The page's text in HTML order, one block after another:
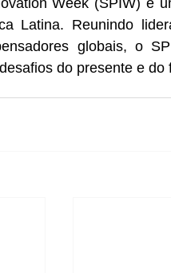
Latina. Reunindo
globais, o
do presente e do